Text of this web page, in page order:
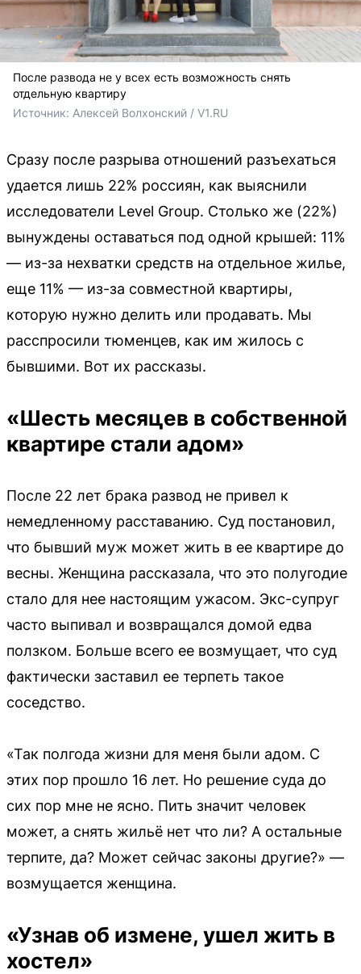
После развода не у всех есть возможность снять
отдельную квартиру
Источник: Алексей Волхонский / V1.RU
Сразу после разрыва отношений разъехаться
удается лишь 22% россиян, как выяснили
исследователи Level Group. Столько же (22%)
вынуждены оставаться под одной крышей: 11%
— из-за нехватки средств на отдельное жилье,
еще 11% — из-за совместной квартиры,
которую нужно делить или продавать. Мы
расспросили тюменцев, как им жилось с
бывшими. Вот их рассказы.
«Шесть месяцев в собственной
квартире стали адом»
После 22 лет брака развод не привел к
немедленному расставанию. Суд постановил,
что бывший муж может жить в ее квартире до
весны. Женщина рассказала, что это полугодие
стало для нее настоящим ужасом. Экс-супруг
часто выпивал и возвращался домой едва
ползком. Больше всего ее возмущает, что суд
фактически заставил ее терпеть такое
соседство.
«Так полгода жизни для меня были адом. С
этих пор прошло 16 лет. Но решение суда до
сих пор мне не ясно. Пить значит человек
может, а снять жильё нет что ли? А остальные
терпите, да? Может сейчас законы другие?» —
возмущается женщина.
«Узнав об измене, ушел жить в
хостел»